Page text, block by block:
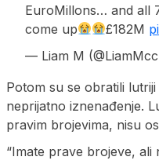
EuroMillons… and all
come up
£182M
— Liam M
Potom su se obratili
neprijatno iznenađenje.
pravim brojevima, nisu
“Imate prave brojeve, ali